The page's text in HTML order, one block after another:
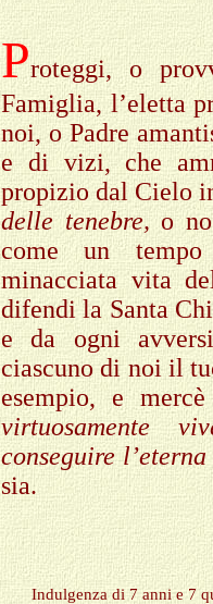
Proteggi, o
Famiglia, l’eletta
noi, o Padre
e di vizi, che
propizio dal Cielo
delle tenebre,o
come un
minacciata vita
difendi la Santa
e da ogni
ciascuno di noi il
esempio, e
virtuosamente
conseguire
sia.
Indulgenza di 7 anni e 7